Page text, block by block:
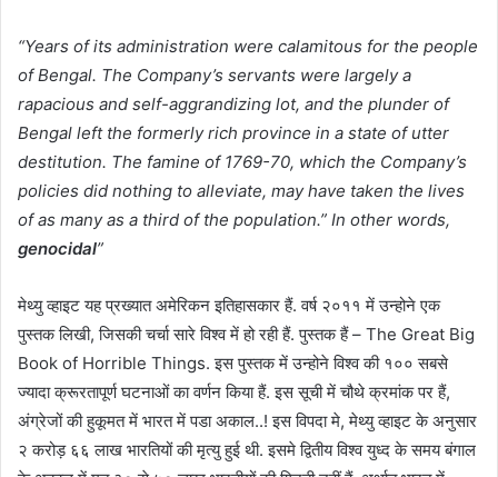
“Years of its administration were calamitous for the people
of Bengal. The Company’s servants were largely a
rapacious and self-aggrandizing lot, and the plunder of
Bengal left the formerly rich province in a state of utter
destitution. The famine of 1769-70, which the Company’s
policies did nothing to alleviate, may have taken the lives
of as many as a third of the population.” In other words,
genocidal”
मेथ्यु व्हाइट यह प्रख्यात अमेरिकन इतिहासकार हैं. वर्ष २०११ में उन्होने एक
पुस्तक लिखी, जिसकी चर्चा सारे विश्व में हो रही हैं. पुस्तक हैं – The Great Big
Book of Horrible Things. इस पुस्तक में उन्होने विश्व की १०० सबसे
ज्यादा क्रूरतापूर्ण घटनाओं का वर्णन किया हैं. इस सूची में चौथे क्रमांक पर हैं,
अंग्रेजों की हुकूमत में भारत में पडा अकाल..! इस विपदा मे, मेथ्यु व्हाइट के अनुसार
२ करोड़ ६६ लाख भारतियों की मृत्यु हुई थी. इसमे द्वितीय विश्व युध्द के समय बंगाल